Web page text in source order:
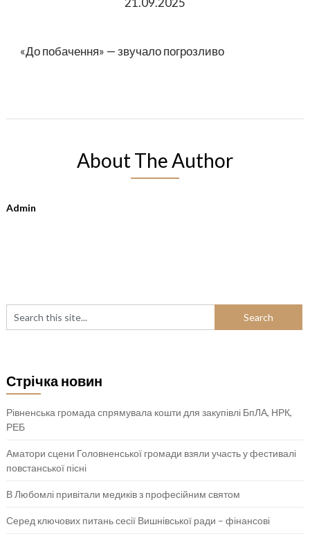
«До побачення» — звучало погрозливо
About The Author
Admin
Стрічка новин
Рівненська громада спрямувала кошти для закупівлі БпЛА, НРК,
РЕБ
Аматори сцени Головненської громади взяли участь у фестивалі
повстанської пісні
В Любомлі привітали медиків з професійним святом
Серед ключових питань сесії Вишнівської ради – фінансові